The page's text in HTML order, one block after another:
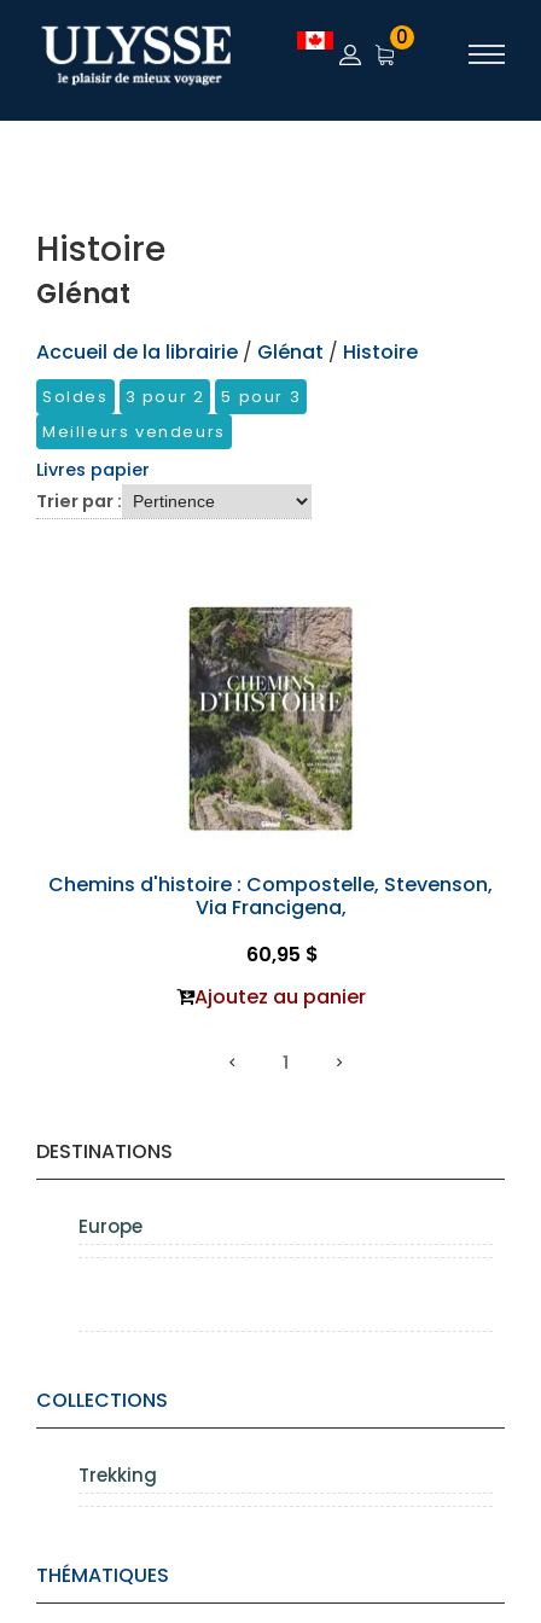
TEST 0
DESTINATIONS
Europe
COLLECTIONS
Trekking
THÉMATIQUES
Histoire
Glénat
Accueil de la librairie / Glénat / Histoire
Soldes 3 pour 2
5 pour 3
Meilleurs vendeurs
Livres papier
Trier par :
Chemins d'histoire : Compostelle, Stevenson,
Via Francigena,
60,95 $
Ajoutez au panier
1